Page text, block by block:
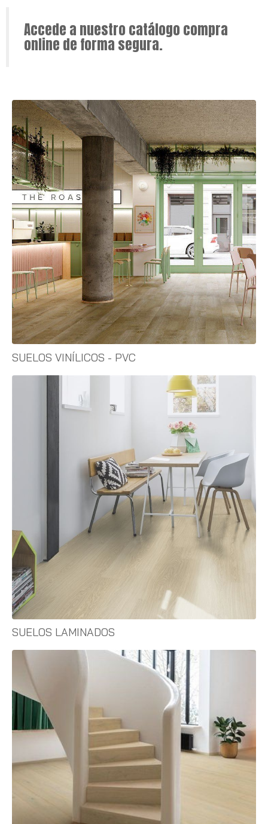
Accede a nuestro catálogo compra
online de forma segura.
SUELOS VINÍLICOS - PVC
SUELOS LAMINADOS